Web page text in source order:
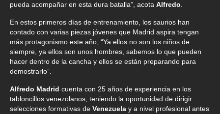
pueda acompañar en esta dura batalla”, acota Alfredo
En estos primeros días de entrenamiento, los saurios han
contado con varias piezas jóvenes que Madrid aspira tengan
más protagonismo este año, “Ya ellos no son los niños de
siempre, ya ellos son unos hombres, sabemos lo que pueden
hacer dentro de la cancha y ellos se están preparando para
demostrarlo”.
Alfredo Madrid cuenta con 25 años de experiencia en los
tabloncillos venezolanos, teniendo la oportunidad de dirigir
selecciones formativas de Venezuela y a nivel profesional antes